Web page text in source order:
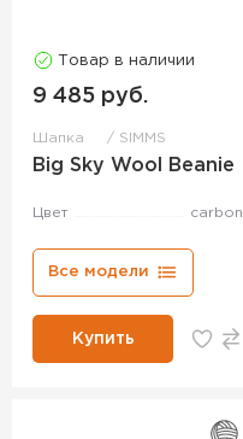
Товар в наличии
9 485 руб.
Шапка SIMMS
Big Sky Wool Beanie
Цвет carbon
Все модели
Купить